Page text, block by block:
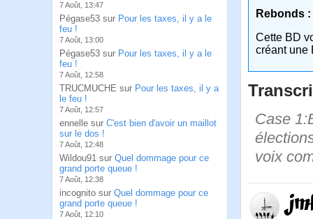
7 Août, 13:47
Pégase53 sur Pour les taxes, il y a le
feu !
7 Août, 13:00
Pégase53 sur Pour les taxes, il y a le
feu !
7 Août, 12:58
TRUCMUCHE sur Pour les taxes, il y a
le feu !
7 Août, 12:57
ennelle sur C'est bien d'avoir un maillot
sur le dos !
7 Août, 12:48
Wildou91 sur Quel dommage pour ce
grand porte queue !
7 Août, 12:38
incognito sur Quel dommage pour ce
grand porte queue !
7 Août, 12:10
Rebonds :
Cette BD
créant une
Case
voix